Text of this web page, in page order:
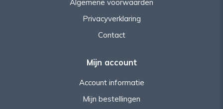
Algemene voorwaarden
Privacyverklaring
Contact
Mijn account
Account informatie
Mijn bestellingen